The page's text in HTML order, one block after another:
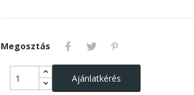
Megosztás
Ajánlatkérés